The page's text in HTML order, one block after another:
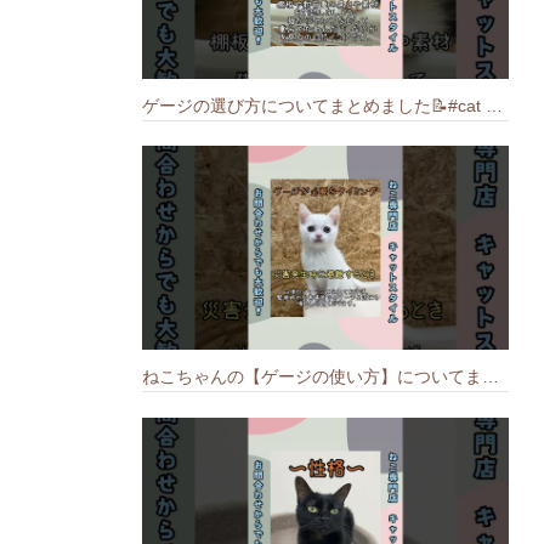
ゲージの選び方についてまとめました️📝#cat #猫のいる暮らし #ねこ #キャット #munchkin
ねこちゃんの【ゲージの使い方】についてまとめました️🐱📝